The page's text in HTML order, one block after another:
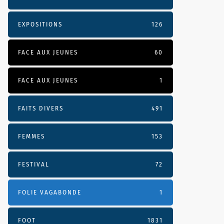
EXPOSITIONS 126
FACE AUX JEUNES 60
FACE AUX JEUNES 1
FAITS DIVERS 491
FEMMES 153
FESTIVAL 72
FOLIE VAGABONDE 1
FOOT 1831